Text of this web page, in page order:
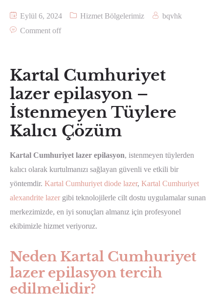
Eylül 6, 2024 Hizmet Bölgelerimiz
bqvhk
Comment off
Kartal Cumhuriyet
lazer epilasyon –
İstenmeyen Tüylere
Kalıcı Çözüm
Kartal Cumhuriyet lazer epilasyon, istenmeyen tüylerden
kalıcı olarak kurtulmanızı sağlayan güvenli ve etkili bir
yöntemdir. Kartal Cumhuriyet diode lazer, Kartal Cumhuriyet
alexandrite lazer gibi teknolojilerle cilt dostu uygulamalar sunan
merkezimizde, en iyi sonuçları almanız için profesyonel
ekibimizle hizmet veriyoruz.
Neden Kartal Cumhuriyet
lazer epilasyon tercih
edilmelidir?